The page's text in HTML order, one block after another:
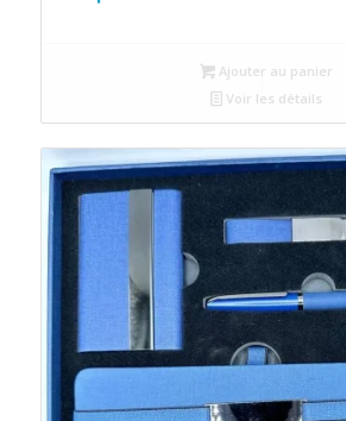
Ajouter au panier
Voir les détails